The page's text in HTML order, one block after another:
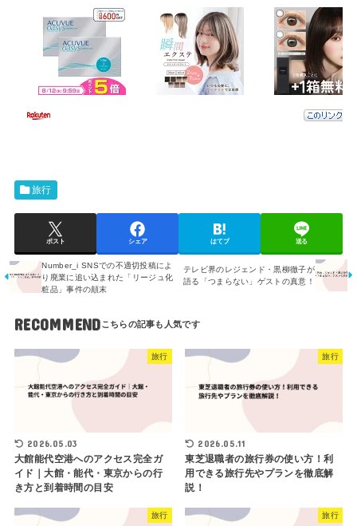
旅行
ポスト シェア はてブ 送る
Number_i SNSでの不適切投稿によ
り廃業に追い込まれた「リージュ化
粧品」事件の顛末
テレビ界のレジェンド・黒柳徹子が
語る「つまらない」ゲストの真意！
RECOMMEND
旅行
2026.05.03
大館能代空港へのアクセス完全ガ
イド｜大館・能代・東京からの行
き方と到着時間の目安
旅行
2026.05.11
東芝退職者の旅行券の使い方！利
用できる旅行先やプランを徹底解
説！
旅行 旅行